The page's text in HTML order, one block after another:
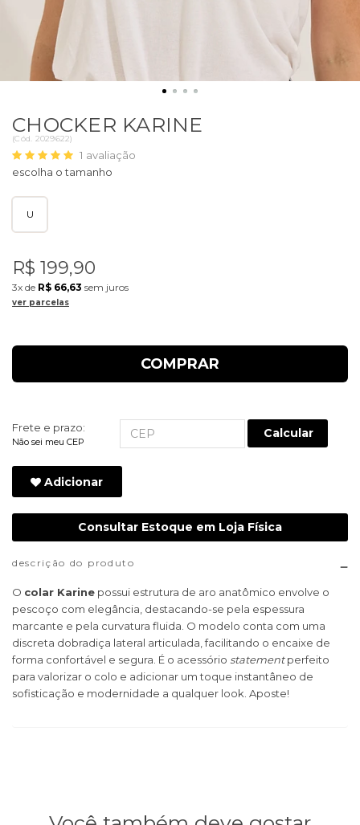
CHOCKER KARINE
(Cód. 2029622)
1 avaliação
U
R$ 199,90
3x de R$ 66,63 sem juros
ver parcelas
COMPRAR
Frete e prazo:
Não sei meu CEP
Calcular
Adicionar
Consultar Estoque em Loja Física
descrição do produto
O colar Karine possui estrutura de aro anatômico envolve o
pescoço com elegância, destacando-se pela espessura
marcante e pela curvatura fluida. O modelo conta com uma
discreta dobradiça lateral articulada, facilitando o encaixe de
forma confortável e segura. É o acessório statementperfeito
para valorizar o colo e adicionar um toque instantâneo de
sofisticação e modernidade a qualquer look. Aposte!